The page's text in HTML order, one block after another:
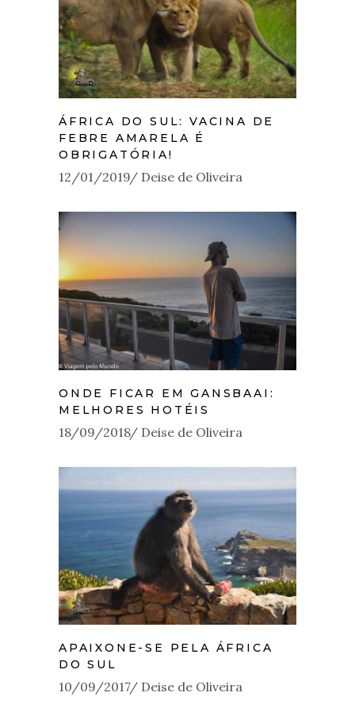
ÁFRICA DO SUL: VACINA DE
FEBRE AMARELA É
OBRIGATÓRIA!
12/01/2019 Deise de Oliveira
ONDE FICAR EM GANSBAAI:
MELHORES HOTÉIS
18/09/2018 Deise de Oliveira
APAIXONE-SE PELA ÁFRICA
DO SUL
10/09/2017 Deise de Oliveira